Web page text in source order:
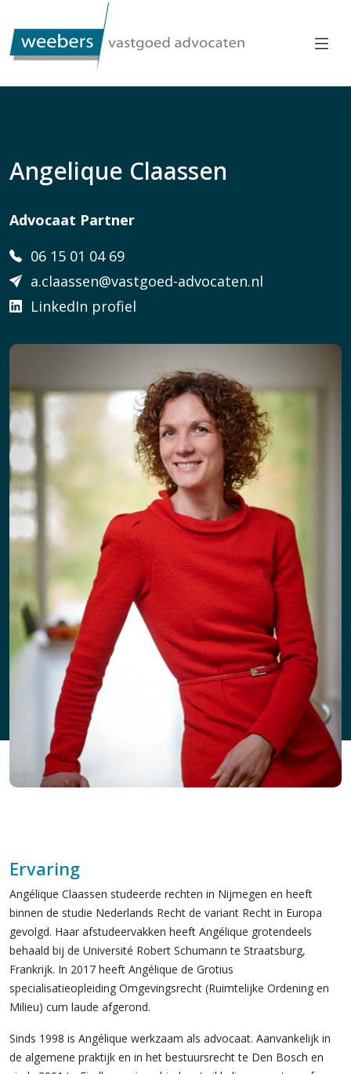
Angelique Claassen
Advocaat Partner
06 15 01 04 69
a.claassen@vastgoed-advocaten.nl
LinkedIn profiel
Ervaring
Angélique Claassen studeerde rechten in Nijmegen en heeft
binnen de studie Nederlands Recht de variant Recht in Europa
gevolgd. Haar afstudeervakken heeft Angélique grotendeels
behaald bij de Université Robert Schumann te Straatsburg,
Frankrijk. In 2017 heeft Angélique de Grotius
specialisatieopleiding Omgevingsrecht (Ruimtelijke Ordening en
Milieu) cum laude afgerond.
Sinds 1998 is Angélique werkzaam als advocaat. Aanvankelijk in
de algemene praktijk en in het bestuursrecht te Den Bosch en